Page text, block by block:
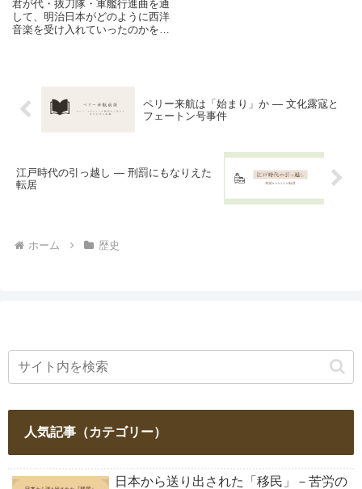
君が代・抜刀隊・軍艦行進曲を通
して、明治日本がどのように西洋
音楽を受け入れていったのかを解
ペリー来航は「始まり」か ― 文化露寇と
フェートン号事件
江戸時代の引っ越し ― 刑罰にもなりえた
転居
ホーム 歴史
人気記事（カテゴリー）
日本から送り出された「移民」－苦労の